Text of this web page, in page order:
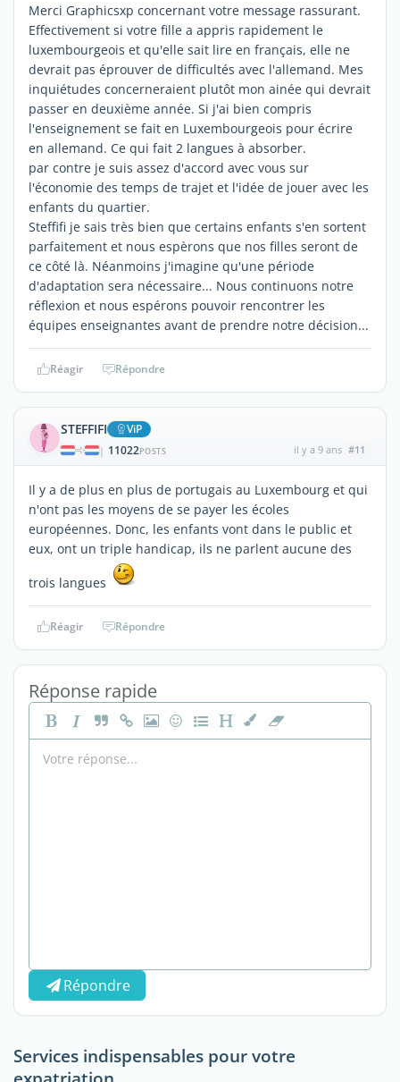
Merci Graphicsxp concernant votre message rassurant.
Effectivement si votre fille a appris rapidement le
luxembourgeois et qu'elle sait lire en français, elle ne
devrait pas éprouver de difficultés avec l'allemand. Mes
inquiétudes concerneraient plutôt mon ainée qui devrait
passer en deuxième année. Si j'ai bien compris
l'enseignement se fait en Luxembourgeois pour écrire
en allemand. Ce qui fait 2 langues à absorber.
par contre je suis assez d'accord avec vous sur
l'économie des temps de trajet et l'idée de jouer avec les
enfants du quartier.
Steffifi je sais très bien que certains enfants s'en sortent
parfaitement et nous espèrons que nos filles seront de
ce côté là. Néanmoins j'imagine qu'une période
d'adaptation sera nécessaire... Nous continuons notre
réflexion et nous espérons pouvoir rencontrer les
équipes enseignantes avant de prendre notre décision...
Réagir Répondre
STEFFIFI ViP
| 11022POSTS il y a 9 ans #11
Il y a de plus en plus de portugais au Luxembourg et qui
n'ont pas les moyens de se payer les écoles
européennes. Donc, les enfants vont dans le public et
eux, ont un triple handicap, ils ne parlent aucune des
trois langues
Réagir Répondre
Réponse rapide
Répondre
Services indispensables pour votre